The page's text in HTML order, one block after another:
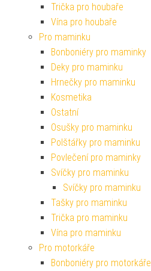
Trička pro houbaře
Vína pro houbaře
Pro maminku
Bonboniéry pro maminky
Deky pro maminku
Hrnečky pro maminku
Kosmetika
Ostatní
Osušky pro maminku
Polštářky pro maminku
Povlečení pro maminky
Svíčky pro maminku
Svíčky pro maminku
Tašky pro maminku
Trička pro maminku
Vína pro maminku
Pro motorkáře
Bonboniéry pro motorkáře